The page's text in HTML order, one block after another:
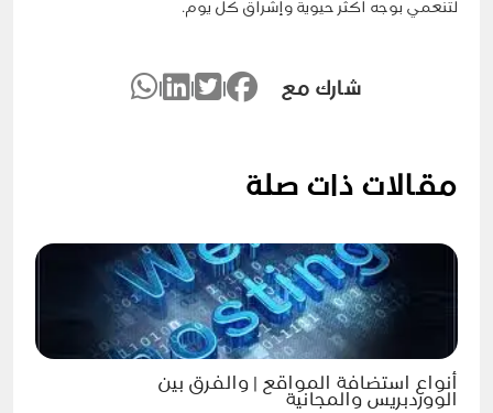
لتنعمي بوجه أكثر حيوية وإشراق كل يوم.
شارك مع
مقالات ذات صلة
أنواع استضافة المواقع | والفرق بين
الووردبريس والمجانية